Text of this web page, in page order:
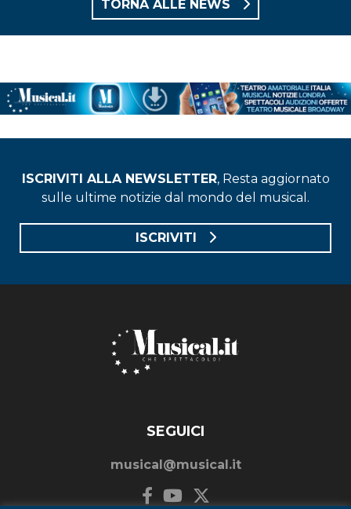
TORNA ALLE NEWS
ISCRIVITI ALLA NEWSLETTER, Resta aggiornato
sulle ultime notizie dal mondo del musical.
ISCRIVITI
SEGUICI
musical@musical.it